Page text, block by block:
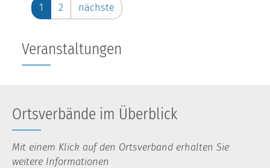
1 2 nächste
Veranstaltungen
Ortsverbände im Überblick
Mit einem Klick auf den Ortsverband erhalten Sie
weitere Informationen